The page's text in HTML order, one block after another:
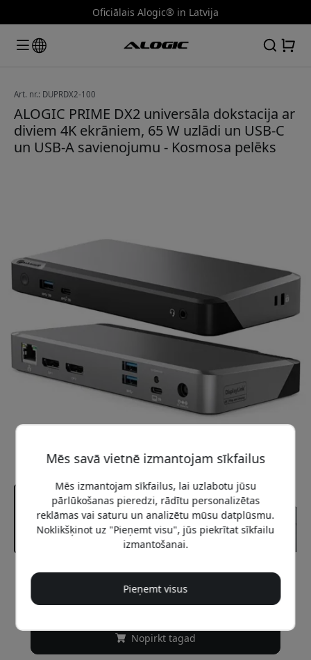
Oficiālais Alogic® in Latvija
Art. nr.: DUPRDX2-100
ALOGIC PRIME DX2 universāla dokstacija ar
diviem 4K ekrāniem, 65 W uzlādi un USB-C
un USB-A savienojumu - Kosmosa pelēks
399.99 EUR
Nopirkt tagad
Mēs savā vietnē izmantojam sīkfailus
Mēs izmantojam sīkfailus, lai uzlabotu jūsu
pārlūkošanas pieredzi, rādītu personalizētas
reklāmas vai saturu un analizētu mūsu datplūsmu.
Noklikšķinot uz "Pieņemt visu", jūs piekrītat sīkfailu
izmantošanai.
Pieņemt visus